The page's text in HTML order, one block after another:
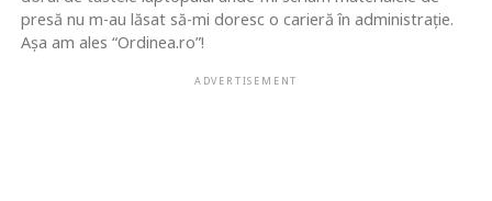
presă nu m-au lăsat să-mi doresc o carieră în administrație.
Așa am ales “Ordinea.ro”!
ADVERTISEMENT